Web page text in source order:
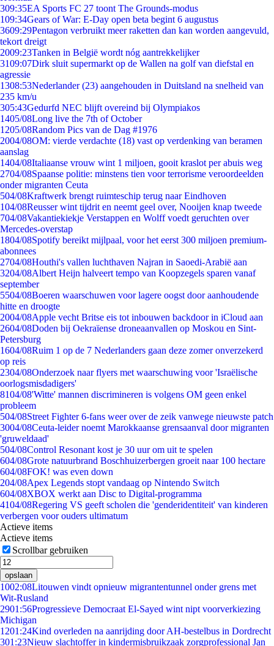
309:35EA Sports FC 27 toont The Grounds-modus
109:34Gears of War: E-Day open beta begint 6 augustus
3609:29Pentagon verbruikt meer raketten dan kan worden aangevuld,
tekort dreigt
2009:23Tanken in België wordt nóg aantrekkelijker
3109:07Dirk sluit supermarkt op de Wallen na golf van diefstal en
agressie
1308:53Nederlander (23) aangehouden in Duitsland na snelheid van
235 km/u
305:43Gedurfd NEC blijft overeind bij Olympiakos
1405/08Long live the 7th of October
1205/08Random Pics van de Dag #1976
2004/08OM: vierde verdachte (18) vast op verdenking van beramen
aanslag
1404/08Italiaanse vrouw wint 1 miljoen, gooit kraslot per abuis weg
2704/08Spaanse politie: minstens tien voor terrorisme veroordeelden
onder migranten Ceuta
504/08Kraftwerk brengt ruimteschip terug naar Eindhoven
104/08Reusser wint tijdrit en neemt geel over, Nooijen knap tweede
704/08Vakantiekiekje Verstappen en Wolff voedt geruchten over
Mercedes-overstap
1804/08Spotify bereikt mijlpaal, voor het eerst 300 miljoen premium-
abonnees
2704/08Houthi's vallen luchthaven Najran in Saoedi-Arabië aan
3204/08Albert Heijn halveert tempo van Koopzegels sparen vanaf
september
5504/08Boeren waarschuwen voor lagere oogst door aanhoudende
hitte en droogte
2004/08Apple vecht Britse eis tot inbouwen backdoor in iCloud aan
2604/08Doden bij Oekraïense droneaanvallen op Moskou en Sint-
Petersburg
1604/08Ruim 1 op de 7 Nederlanders gaan deze zomer onverzekerd
op reis
2304/08Onderzoek naar flyers met waarschuwing voor 'Israëlische
oorlogsmisdadigers'
8104/08'Witte' mannen discrimineren is volgens OM geen enkel
probleem
504/08Street Fighter 6-fans weer over de zeik vanwege nieuwste patch
3004/08Ceuta-leider noemt Marokkaanse grensaanval door migranten
'gruweldaad'
504/08Control Resonant kost je 30 uur om uit te spelen
604/08Grote natuurbrand Boschhuizerbergen groeit naar 100 hectare
604/08FOK! was even down
204/08Apex Legends stopt vandaag op Nintendo Switch
604/08XBOX werkt aan Disc to Digital-programma
4104/08Regering VS geeft scholen die 'genderidentiteit' van kinderen
verbergen voor ouders ultimatum
Actieve items
Actieve items
Scrollbar gebruiken
opslaan
1002:08Litouwen vindt opnieuw migrantentunnel onder grens met
Wit-Rusland
2901:56Progressieve Democraat El-Sayed wint nipt voorverkiezing
Michigan
1201:24Kind overleden na aanrijding door AH-bestelbus in Dordrecht
301:23Nieuw slachtoffer in kindermisbruikzaak zorgprofessional Jan